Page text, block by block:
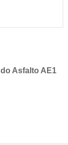
Asfalto AE1